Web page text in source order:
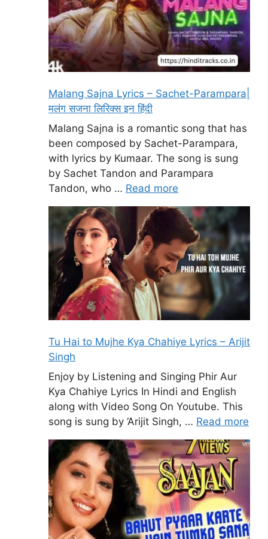
Malang Sajna Lyrics – Sachet-Parampara|
मलंग सजना लिरिक्स इन हिंदी
Malang Sajna is a romantic song that has
been composed by Sachet-Parampara,
with lyrics by Kumaar. The song is sung
by Sachet Tandon and Parampara
Tandon, who … Read more
Tu Hai to Mujhe Kya Chahiye Lyrics – Arijit
Singh
Enjoy by Listening and Singing Phir Aur
Kya Chahiye Lyrics In Hindi and English
along with Video Song On Youtube. This
song is sung by ‘Arijit Singh, … Read more